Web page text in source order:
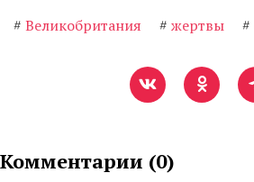
# Великобритания # жертвы #
Комментарии (0)